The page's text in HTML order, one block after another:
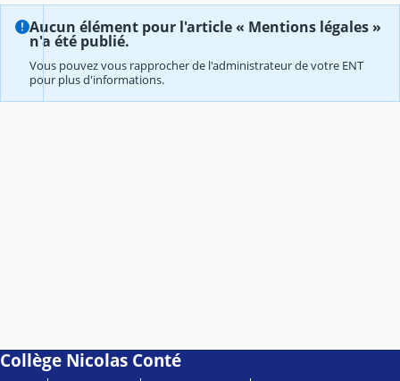
Aucun élément pour l'article « Mentions légales »
n'a été publié.
Vous pouvez vous rapprocher de l'administrateur de votre ENT
pour plus d'informations.
Collège Nicolas Conté